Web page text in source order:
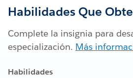
Habilidades Que
Complete la insignia para
especialización. Más
Habilidades